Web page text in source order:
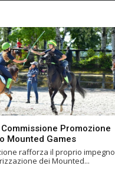
Promozione
Mounted Games
rafforza il proprio impegno
dei Mounted...